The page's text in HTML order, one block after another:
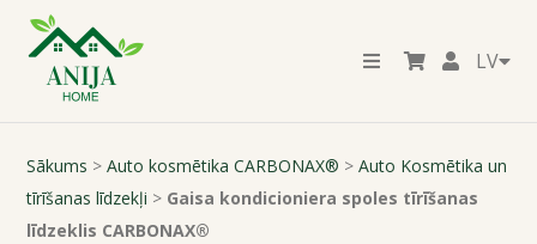
LV
Sākums >Auto kosmētika CARBONAX® >Auto Kosmētika un
tīrīšanas līdzekļi > Gaisa kondicioniera spoles tīrīšanas
līdzeklis CARBONAX®